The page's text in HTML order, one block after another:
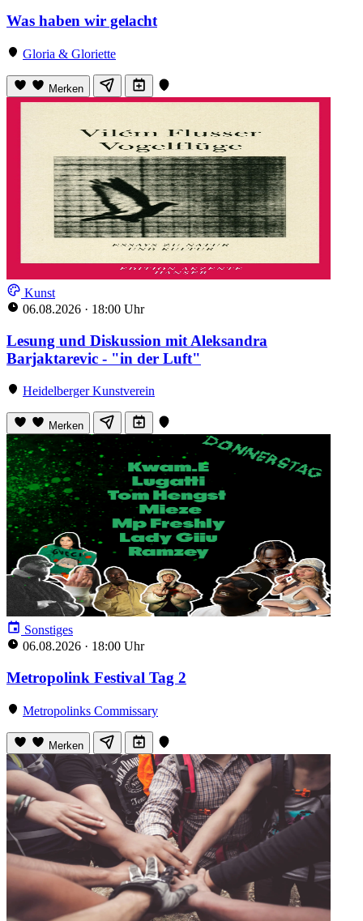
Was haben wir gelacht
Gloria & Gloriette
Merken
Kunst
06.08.2026 · 18:00 Uhr
Lesung und Diskussion mit Aleksandra
Barjaktarevic - "in der Luft"
Heidelberger Kunstverein
Merken
Sonstiges
06.08.2026 · 18:00 Uhr
Metropolink Festival Tag 2
Metropolinks Commissary
Merken